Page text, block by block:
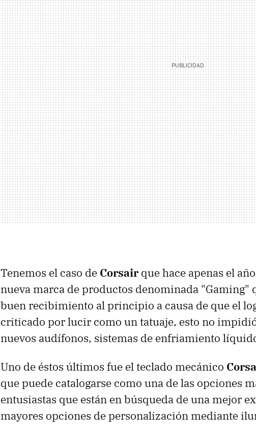
Tenemos el caso de Corsair que hace apenas el
nueva marca de productos denominada "Gaming"
buen recibimiento al principio a causa de que el
criticado por lucir como un tatuaje, esto no
nuevos audífonos, sistemas de enfriamiento
Uno de éstos últimos fue el teclado mecánico
que puede catalogarse como una de las opciones
entusiastas que están en búsqueda de una mejor
mayores opciones de personalización mediante